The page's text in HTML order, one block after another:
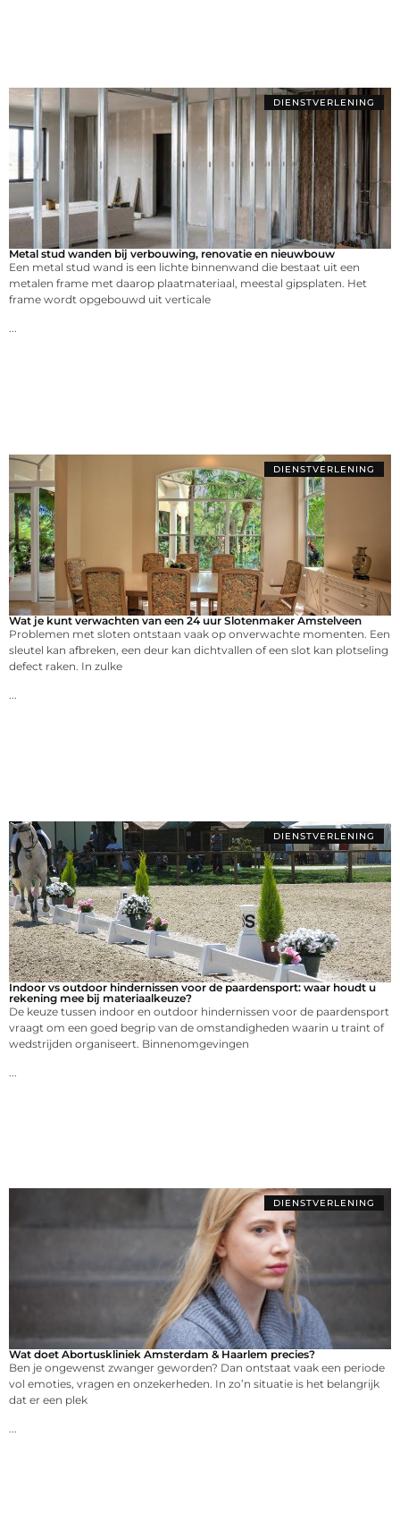
DIENSTVERLENING
Metal stud wanden bij verbouwing, renovatie en nieuwbouw
Een metal stud wand is een lichte binnenwand die bestaat uit een
metalen frame met daarop plaatmateriaal, meestal gipsplaten. Het
frame wordt opgebouwd uit verticale
...
DIENSTVERLENING
Wat je kunt verwachten van een 24 uur Slotenmaker Amstelveen
Problemen met sloten ontstaan vaak op onverwachte momenten. Een
sleutel kan afbreken, een deur kan dichtvallen of een slot kan plotseling
defect raken. In zulke
...
DIENSTVERLENING
Indoor vs outdoor hindernissen voor de paardensport: waar houdt u
rekening mee bij materiaalkeuze?
De keuze tussen indoor en outdoor hindernissen voor de paardensport
vraagt om een goed begrip van de omstandigheden waarin u traint of
wedstrijden organiseert. Binnenomgevingen
...
DIENSTVERLENING
Wat doet Abortuskliniek Amsterdam & Haarlem precies?
Ben je ongewenst zwanger geworden? Dan ontstaat vaak een periode
vol emoties, vragen en onzekerheden. In zo’n situatie is het belangrijk
dat er een plek
...